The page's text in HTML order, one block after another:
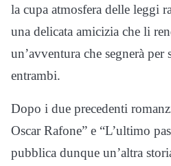
la cupa atmosfera delle leggi
una delicata amicizia che li
un’avventura che segnerà
entrambi.
Dopo i due precedenti
Oscar Rafone” e “L’ultimo
pubblica dunque un’altra